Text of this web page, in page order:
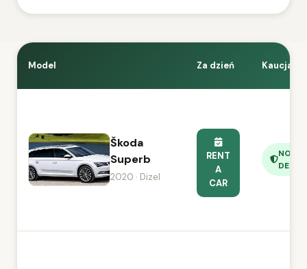
Model Za dzień Kaucja
Škoda
Superb
2020 · Dizel
RENT
A
CAR
NO